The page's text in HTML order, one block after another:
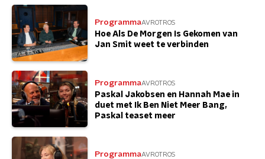
ProgrammaAVROTROS
Hoe Als De Morgen Is Gekomen van
Jan Smit weet te verbinden
ProgrammaAVROTROS
Paskal Jakobsen en Hannah Mae in
duet met Ik Ben Niet Meer Bang,
Paskal teaset meer
ProgrammaAVROTROS